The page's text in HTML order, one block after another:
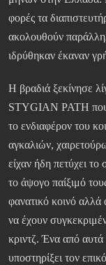
φορές τα
ακολουθούν
ιδρύθηκαν έκαναν
Η βραδιά ξεκίνησε
STYGIAN PATH που
το ενδιαφέρον του
αγκαλιών,
είχαν ήδη πετύχει το
το άψογο παίξιμό
φανατικό κοινό αλλά
να έχουν
κριντζ. Ένα από αυτά
υποστηρίξει τον